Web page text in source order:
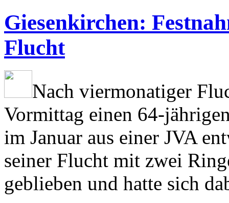
Giesenkirchen:
Flucht
Nach viermonatiger
Vormittag einen 64-
im Januar aus einer JVA
seiner Flucht mit zwei
geblieben und hatte sich